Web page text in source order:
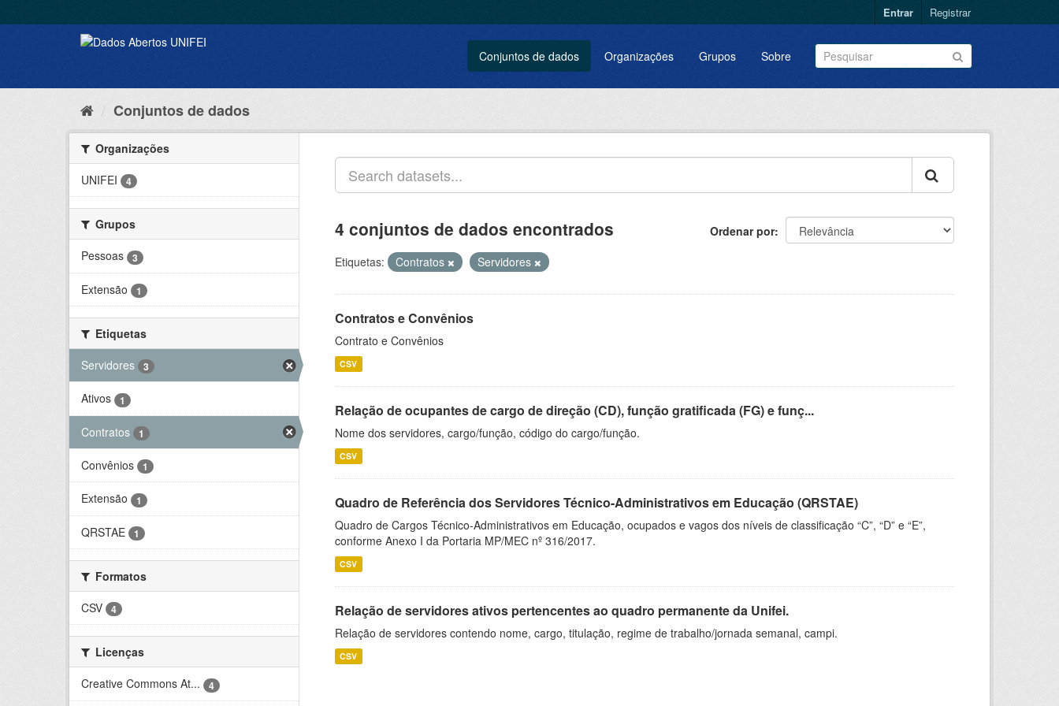
Entrar Registrar
Conjuntos de dados Organizações Grupos Sobre
Conjuntos de dados
Organizações
UNIFEI
4
Grupos
Pessoas
3
Extensão 1
Etiquetas
Servidores
3
Ativos 1
Contratos 1
Convênios 1
Extensão 1
QRSTAE 1
Formatos
CSV
4
Licenças
Creative Commons At...
4
Ordenar por
4 conjuntos de dados encontrados
Etiquetas: Contratos Servidores
Contratos e Convênios
Contrato e Convênios
CSV
Relação de ocupantes de cargo de direção (CD), função gratificada (FG) e funç...
Nome dos servidores, cargo/função, código do cargo/função.
CSV
Quadro de Referência dos Servidores Técnico-Administrativos em Educação (QRSTAE)
Quadro de Cargos Técnico-Administrativos em Educação, ocupados e vagos dos níveis de classificação “C”, “D” e “E”,
conforme Anexo I da Portaria MP/MEC nº 316/2017.
CSV
Relação de servidores ativos pertencentes ao quadro permanente da Unifei.
Relação de servidores contendo nome, cargo, titulação, regime de trabalho/jornada semanal, campi.
CSV